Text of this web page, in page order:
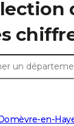
en-